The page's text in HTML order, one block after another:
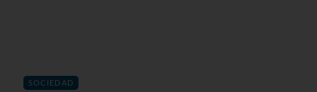
SOCIEDAD